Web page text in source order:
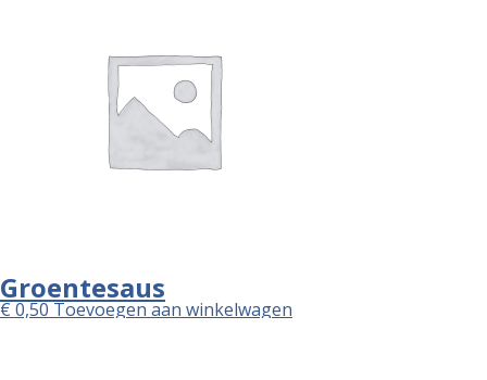
Groentesaus
€0,50Toevoegen aan winkelwagen